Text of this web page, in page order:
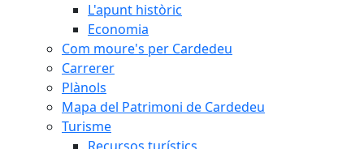
L'apunt històric
Economia
Com moure's per Cardedeu
Carrerer
Plànols
Mapa del Patrimoni de Cardedeu
Turisme